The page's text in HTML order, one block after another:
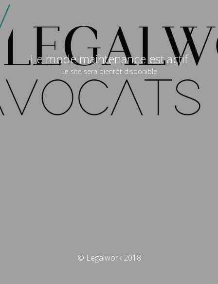
Le mode maintenance est actif
Le site sera bientôt disponible
© Legalwork 2018